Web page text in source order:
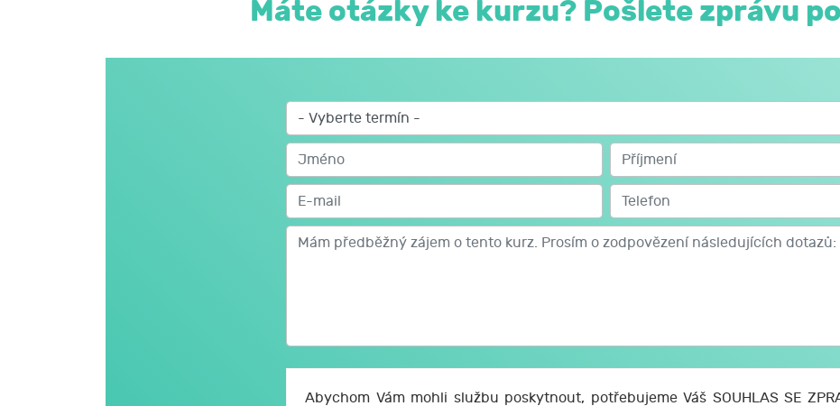
Máte otázky ke kurzu? Pošlete zprávu
Abychom Vám mohli službu poskytnout, potřebujeme Váš SOUHLAS SE